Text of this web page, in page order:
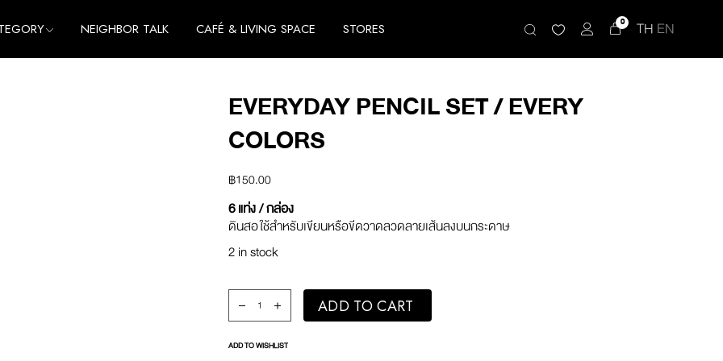
NEIGHBOR TALK CAFÉ & LIVING SPACE STORES 0 TH EN
EVERYDAY PENCIL SET / EVERY
COLORS
฿150.00
6 แท่ง / กล่อง
ดินสอ ใช้สำหรับเขียนหรือขีดวาดลวดลายเส้นลงบนกระดาษ
2 in stock
Everyday Pencil Set / EVERY COLORS quantity
ADD TO CART
ADD TO WISHLIST